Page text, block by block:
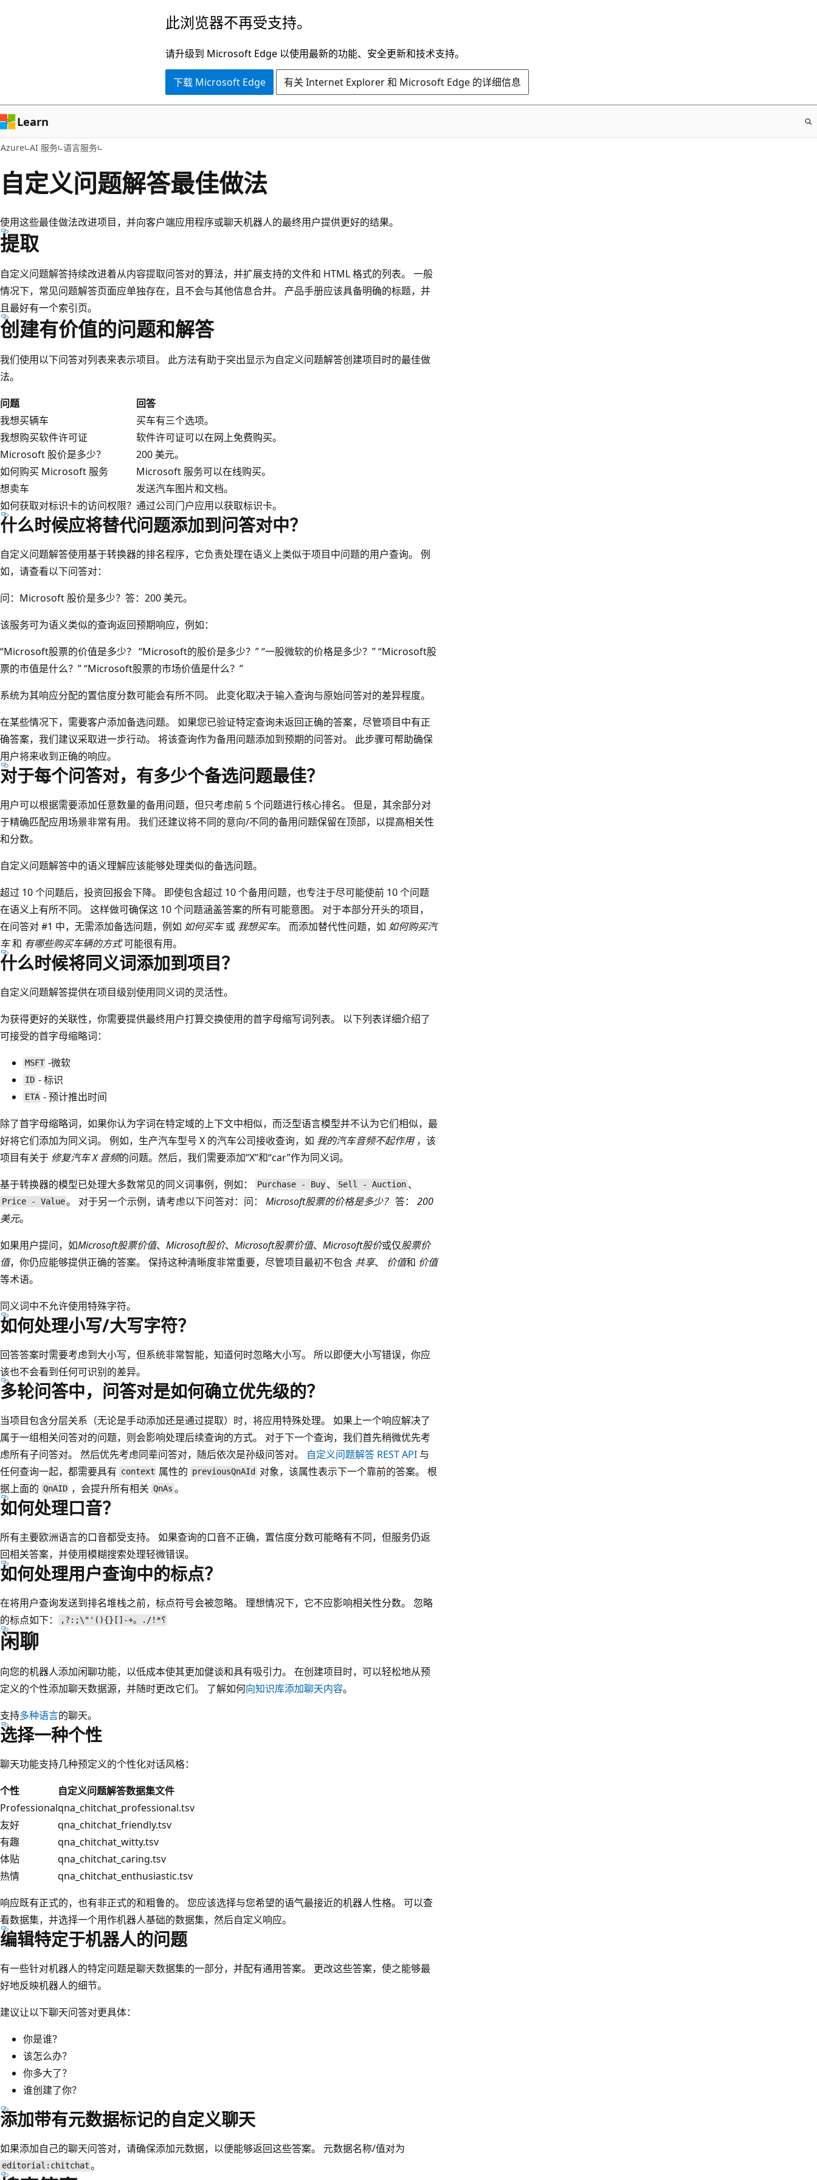
容
此浏览器不再受支持。
请升级到 Microsoft Edge 以使用最新的功能、安全更新和技术支持。
下载 Microsoft Edge 有关 Internet Explorer 和 Microsoft Edge 的详细信息
Learn
Azure AI 服务 语言服务
自定义问题解答最佳做法
使用这些最佳做法改进项目，并向客户端应用程序或聊天机器人的最终用户提供更好的结果。
提取
自定义问题解答持续改进着从内容提取问答对的算法，并扩展支持的文件和 HTML 格式的列表。 一般
情况下，常见问题解答页面应单独存在，且不会与其他信息合并。 产品手册应该具备明确的标题，并
且最好有一个索引页。
创建有价值的问题和解答
我们使用以下问答对列表来表示项目。 此方法有助于突出显示为自定义问题解答创建项目时的最佳做
法。
问题
回答
我想买辆车
买车有三个选项。
我想购买软件许可证
软件许可证可以在网上免费购买。
Microsoft 股价是多少？
200 美元。
如何购买 Microsoft 服务
Microsoft 服务可以在线购买。
想卖车
发送汽车图片和文档。
如何获取对标识卡的访问权限？ 通过公司门户应用以获取标识卡。
什么时候应将替代问题添加到问答对中？
自定义问题解答使用基于转换器的排名程序，它负责处理在语义上类似于项目中问题的用户查询。 例
如，请查看以下问答对：
问：Microsoft 股价是多少？答：200 美元。
该服务可为语义类似的查询返回预期响应，例如：
“Microsoft股票的价值是多少？ “Microsoft的股价是多少？” “一股微软的价格是多少？” “Microsoft股
票的市值是什么？” “Microsoft股票的市场价值是什么？”
系统为其响应分配的置信度分数可能会有所不同。 此变化取决于输入查询与原始问答对的差异程度。
在某些情况下，需要客户添加备选问题。 如果您已验证特定查询未返回正确的答案，尽管项目中有正
确答案，我们建议采取进一步行动。 将该查询作为备用问题添加到预期的问答对。 此步骤可帮助确保
用户将来收到正确的响应。
对于每个问答对，有多少个备选问题最佳？
用户可以根据需要添加任意数量的备用问题，但只考虑前 5 个问题进行核心排名。 但是，其余部分对
于精确匹配应用场景非常有用。 我们还建议将不同的意向/不同的备用问题保留在顶部，以提高相关性
和分数。
自定义问题解答中的语义理解应该能够处理类似的备选问题。
超过 10 个问题后，投资回报会下降。 即使包含超过 10 个备用问题，也专注于尽可能使前 10 个问题
在语义上有所不同。 这样做可确保这 10 个问题涵盖答案的所有可能意图。 对于本部分开头的项目，
在问答对 #1 中，无需添加备选问题，例如 如何买车或 我想买车。 而添加替代性问题，如 如何购买汽
车和 有哪些购买车辆的方式可能很有用。
什么时候将同义词添加到项目？
自定义问题解答提供在项目级别使用同义词的灵活性。
为获得更好的关联性，你需要提供最终用户打算交换使用的首字母缩写词列表。 以下列表详细介绍了
可接受的首字母缩略词：
MSFT -微软
ID - 标识
ETA - 预计推出时间
除了首字母缩略词，如果你认为字词在特定域的上下文中相似，而泛型语言模型并不认为它们相似，最
好将它们添加为同义词。 例如，生产汽车型号 X 的汽车公司接收查询，如 我的汽车音频不起作用，该
项目有关于 修复汽车 X 音频的问题。然后，我们需要添加“X”和“car”作为同义词。
基于转换器的模型已处理大多数常见的同义词事例，例如：
Purchase - Buy 、 Sell - Auction 、
Price - Value。 对于另一个示例，请考虑以下问答对：问：Microsoft股票的价格是多少？ 答：200
美元。
如果用户提问，如Microsoft股票价值、 Microsoft股价、 Microsoft股票价值、 Microsoft股价或仅股票价
值，你仍应能够提供正确的答案。 保持这种清晰度非常重要，尽管项目最初不包含 共享、 价值和 价值
等术语。
同义词中不允许使用特殊字符。
如何处理小写/大写字符？
回答答案时需要考虑到大小写，但系统非常智能，知道何时忽略大小写。 所以即便大小写错误，你应
该也不会看到任何可识别的差异。
多轮问答中，问答对是如何确立优先级的？
当项目包含分层关系（无论是手动添加还是通过提取）时，将应用特殊处理。 如果上一个响应解决了
属于一组相关问答对的问题，则会影响处理后续查询的方式。 对于下一个查询，我们首先稍微优先考
虑所有子问答对。 然后优先考虑同辈问答对，随后依次是孙级问答对。 自定义问题解答 REST API 与
任何查询一起，都需要具有 context 属性的 previousQnAId
对象，该属性表示下一个靠前的答案。 根
据上面的 QnAID ，会提升所有相关QnAs 。
如何处理口音？
所有主要欧洲语言的口音都受支持。 如果查询的口音不正确，置信度分数可能略有不同，但服务仍返
回相关答案，并使用模糊搜索处理轻微错误。
如何处理用户查询中的标点？
在将用户查询发送到排名堆栈之前，标点符号会被忽略。 理想情况下，它不应影响相关性分数。 忽略
的标点如下：
,?:;\"'(){}[]-+。./!*؟
闲聊
向您的机器人添加闲聊功能，以低成本使其更加健谈和具有吸引力。 在创建项目时，可以轻松地从预
定义的个性添加聊天数据源，并随时更改它们。 了解如何向知识库添加聊天内容。
支持多种语言的聊天。
选择一种个性
聊天功能支持几种预定义的个性化对话风格：
个性
自定义问题解答数据集文件
Professionalqna_chitchat_professional.tsv
友好
qna_chitchat_friendly.tsv
有趣
qna_chitchat_witty.tsv
体贴
qna_chitchat_caring.tsv
热情
qna_chitchat_enthusiastic.tsv
响应既有正式的，也有非正式的和粗鲁的。 您应该选择与您希望的语气最接近的机器人性格。 可以查
看数据集，并选择一个用作机器人基础的数据集，然后自定义响应。
编辑特定于机器人的问题
有一些针对机器人的特定问题是聊天数据集的一部分，并配有通用答案。 更改这些答案，使之能够最
好地反映机器人的细节。
建议让以下聊天问答对更具体：
你是谁？
该怎么办？
你多大了？
谁创建了你？
添加带有元数据标记的自定义聊天
如果添加自己的聊天问答对，请确保添加元数据，以便能够返回这些答案。 元数据名称/值对为
editorial:chitchat 。